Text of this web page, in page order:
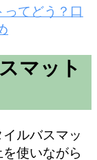
てどう？口
マット
ルバスマッ
使いながら